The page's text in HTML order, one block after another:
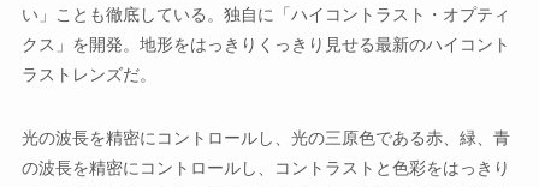
い」ことも徹底している。独自に「ハイコントラスト・オプティ
クス」を開発。地形をはっきりくっきり見せる最新のハイコント
ラストレンズだ。
光の波長を精密にコントロールし、光の三原色である赤、緑、青
の波長を精密にコントロールし、コントラストと色彩をはっきり